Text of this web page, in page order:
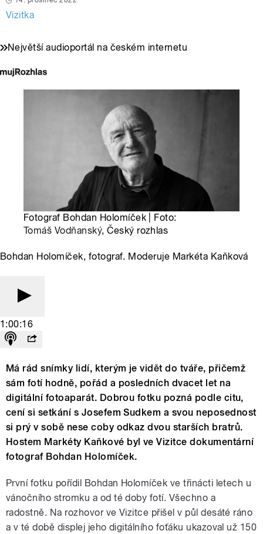
Vizitka
Největší audioportál na českém internetu
Fotograf Bohdan Holomíček | Foto:
Tomáš Vodňanský, Český rozhlas
Bohdan Holomíček, fotograf. Moderuje Markéta Kaňková
1:00:16
Má rád snímky lidí, kterým je vidět do tváře, přičemž
sám fotí hodně, pořád a posledních dvacet let na
digitální fotoaparát. Dobrou fotku pozná podle citu,
cení si setkání s Josefem Sudkem a svou neposednost
si prý v sobě nese coby odkaz dvou starších bratrů.
Hostem Markéty Kaňkové byl ve Vizitce dokumentární
fotograf Bohdan Holomíček.
První fotku pořídil Bohdan Holomíček ve třinácti letech u
vánočního stromku a od té doby fotí. Všechno a
radostně. Na rozhovor ve Vizitce přišel v půl desáté ráno
a v té době displej jeho digitálního foťáku ukazoval už 150